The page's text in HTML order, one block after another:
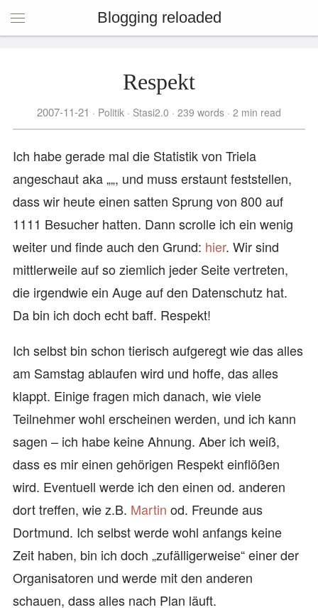
Blogging reloaded
Respekt
2007-11-21 Politik Stasi2.0 239 words 2 min read
Ich habe gerade mal die Statistik von Triela
angeschaut aka „„, und muss erstaunt feststellen,
dass wir heute einen satten Sprung von 800 auf
1111 Besucher hatten. Dann scrolle ich ein wenig
weiter und finde auch den Grund: hier. Wir sind
mittlerweile auf so ziemlich jeder Seite vertreten,
die irgendwie ein Auge auf den Datenschutz hat.
Da bin ich doch echt baff. Respekt!
Ich selbst bin schon tierisch aufgeregt wie das alles
am Samstag ablaufen wird und hoffe, das alles
klappt. Einige fragen mich danach, wie viele
Teilnehmer wohl erscheinen werden, und ich kann
sagen – ich habe keine Ahnung. Aber ich weiß,
dass es mir einen gehörigen Respekt einflößen
wird. Eventuell werde ich den einen od. anderen
dort treffen, wie z.B. Martin od. Freunde aus
Dortmund. Ich selbst werde wohl anfangs keine
Zeit haben, bin ich doch „zufälligerweise“ einer der
Organisatoren und werde mit den anderen
schauen, dass alles nach Plan läuft.